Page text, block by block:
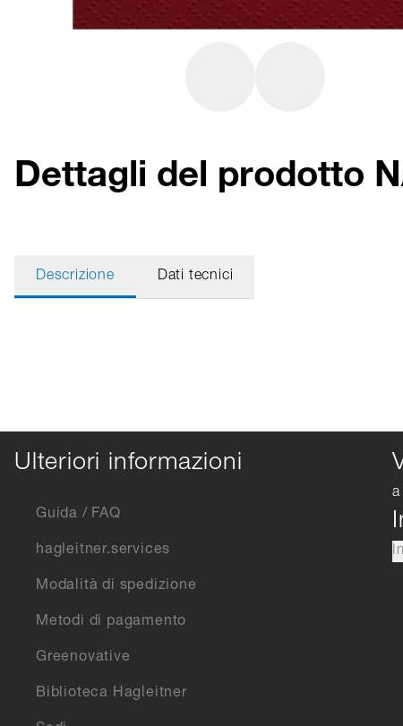
Dettagli del prodotto
Descrizione Dati tecnici
Ulteriori informazioni
Guida / FAQ
hagleitner.services
Modalità di spedizione
Metodi di pagamento
Greenovative
Biblioteca Hagleitner
a